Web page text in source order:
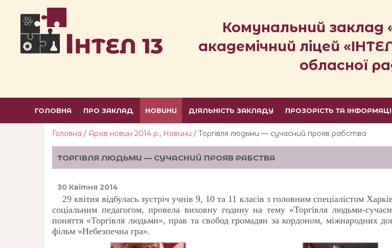
Комунальний заклад
академічний ліцей
обласної
ГОЛОВНА ПРО ЗАКЛАД НОВИНИ ДІЯЛЬНІСТЬ ЗАКЛАДУ ПРОЗОРІСТЬ ТА
Головна / Архів новин 2014 р., Новини / Торгівля людьми — сучасний прояв рабства
ТОРГІВЛЯ ЛЮДЬМИ — СУЧАСНИЙ ПРОЯВ РАБСТВА
30 Квітня 2014
29 квітня відбулась зустріч учнів 9, 10 та 11 класів з головним спеціалістом
соціальним педагогом,провела виховну годинуна тему «Торгівля людьми-
поняття «Торгівля людьми», прав та свобод громадян за кордоном, міжнародних
фільм «Небезпечна гра».